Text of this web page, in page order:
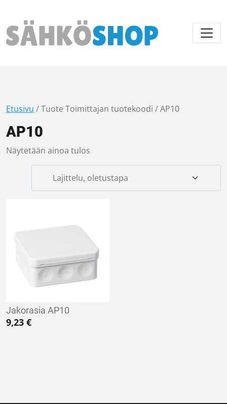
Päävalikko
Etusivu / Tuote Toimittajan tuotekoodi / AP10
AP10
Näytetään ainoa tulos
Jakorasia AP10
9,23 €